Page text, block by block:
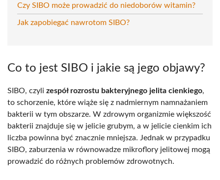
Czy SIBO może prowadzić do niedoborów witamin?
Jak zapobiegać nawrotom SIBO?
Co to jest SIBO i jakie są jego objawy?
SIBO, czyli zespół rozrostu bakteryjnego jelita cienkiego,
to schorzenie, które wiąże się z nadmiernym namnażaniem
bakterii w tym obszarze. W zdrowym organizmie większość
bakterii znajduje się w jelicie grubym, a w jelicie cienkim ich
liczba powinna być znacznie mniejsza. Jednak w przypadku
SIBO, zaburzenia w równowadze mikroflory jelitowej mogą
prowadzić do różnych problemów zdrowotnych.